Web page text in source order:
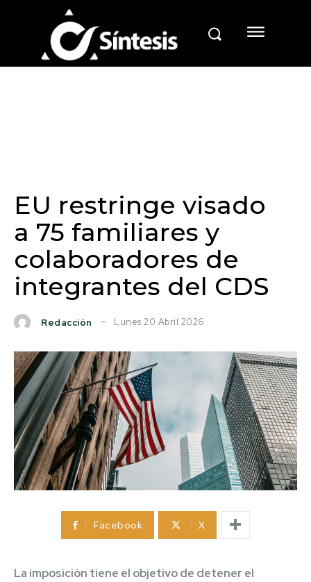
EU restringe visado
a 75 familiares y
colaboradores de
integrantes del CDS
Redacción Lunes 20 Abril 2026
Facebook X
La imposición tiene el objetivo de detener el